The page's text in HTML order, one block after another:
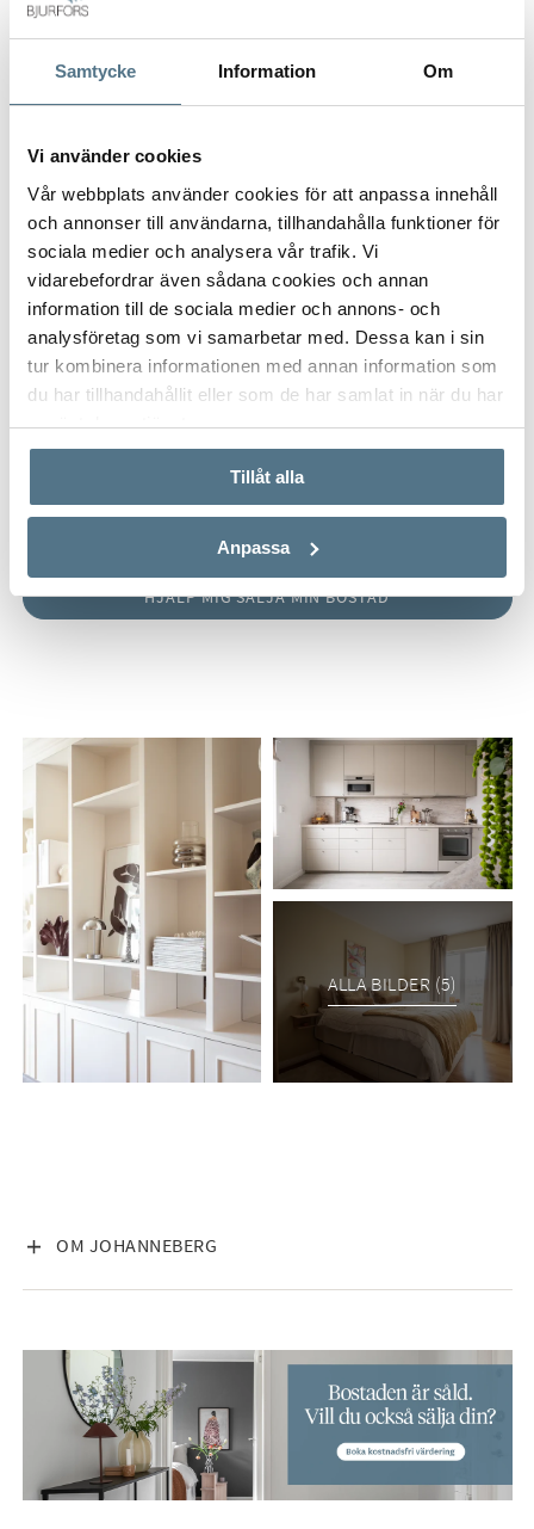
Samtycke Information Om
Vi använder cookies
Vår webbplats använder cookies för att anpassa innehåll
och annonser till användarna, tillhandahålla funktioner för
sociala medier och analysera vår trafik. Vi
vidarebefordrar även sådana cookies och annan
information till de sociala medier och annons- och
analysföretag som vi samarbetar med. Dessa kan i sin
tur kombinera informationen med annan information som
du har tillhandahållit eller som de har samlat in när du har
använt deras tjänster.
Tillåt alla
Anpassa
E-post*
Gatuadress (Välj adress)
Postort*
Postnummer*
ALLA BILDER (5)
OM JOHANNEBERG
VISA INNEHÅLL